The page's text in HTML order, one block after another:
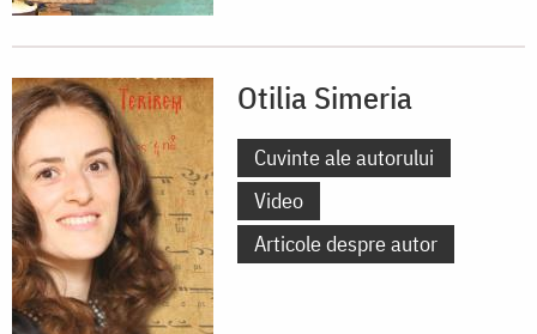
Otilia Simeria
Cuvinte ale autorului
Video
Articole despre autor